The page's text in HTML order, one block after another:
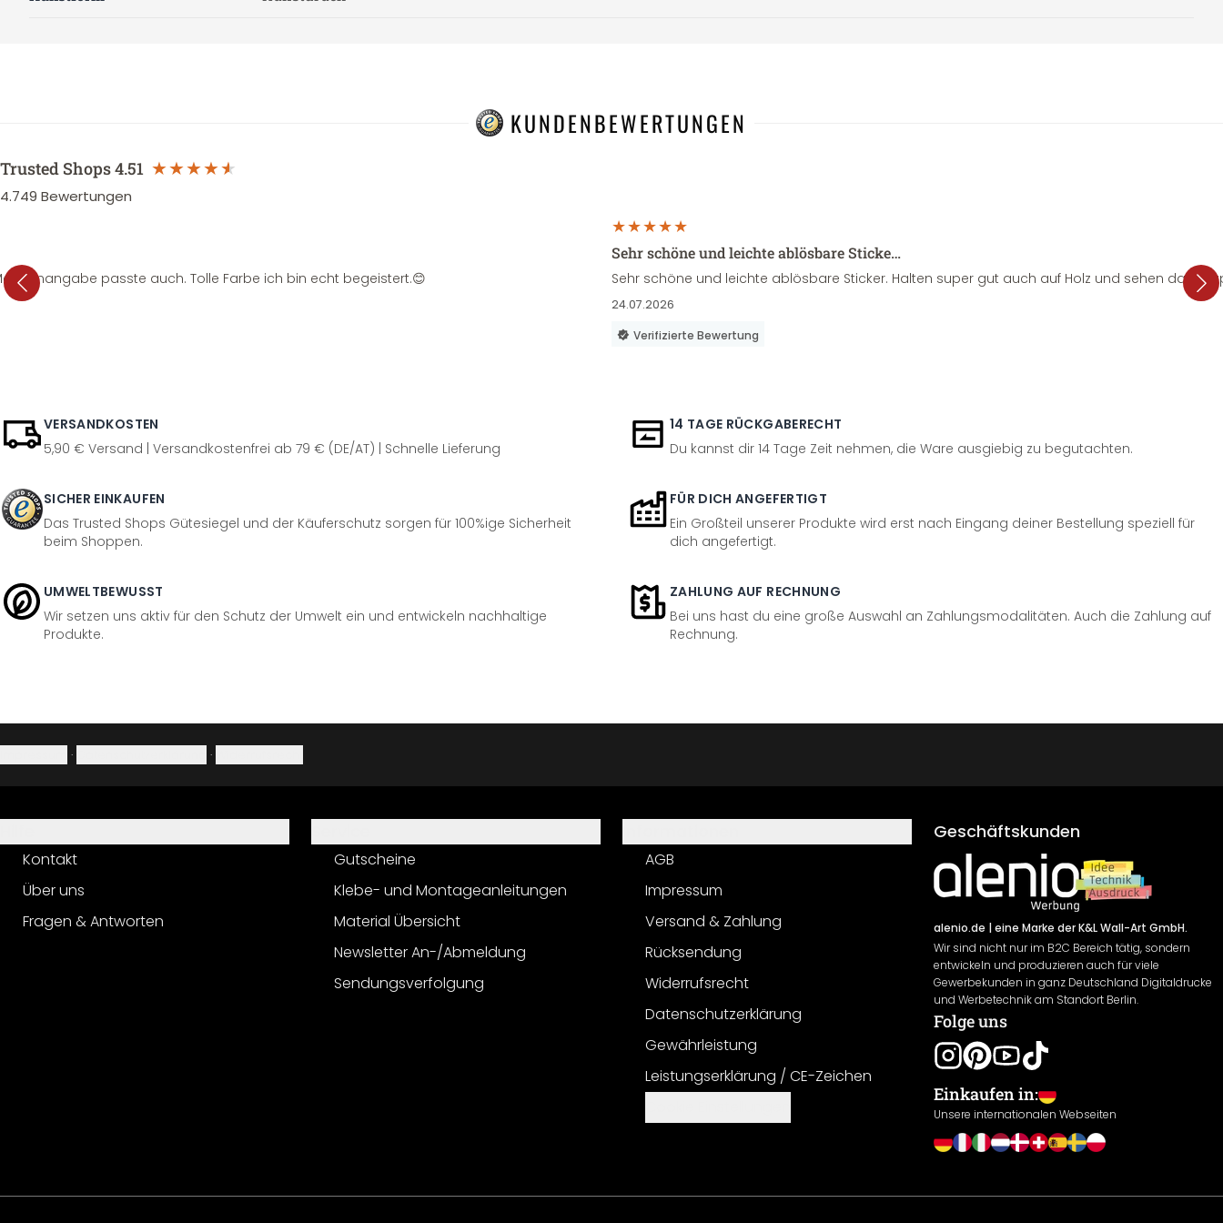
KUNDENBEWERTUNGEN
Trusted Shops4.51
4.749 Bewertungen
passte auch. Tolle Farbe ich bin echt begeistert.😊
Sehr schöne und leichte ablösbare Sticke…
Sehr schöne und leichte ablösbare Sticker. Halten super gut auch auf Holz und sehen dazu
24.07.2026
Verifizierte Bewertung
VERSANDKOSTEN
5,90 € Versand | Versandkostenfrei ab 79 € (DE/AT) | Schnelle Lieferung
14 TAGE RÜCKGABERECHT
Du kannst dir 14 Tage Zeit nehmen, die Ware ausgiebig zu begutachten.
SICHER EINKAUFEN
Das Trusted Shops Gütesiegel und der Käuferschutz sorgen für 100%ige Sicherheit
beim Shoppen.
FÜR DICH ANGEFERTIGT
Ein Großteil unserer Produkte wird erst nach Eingang deiner Bestellung speziell für
dich angefertigt.
UMWELTBEWUSST
Wir setzen uns aktiv für den Schutz der Umwelt ein und entwickeln nachhaltige
Produkte.
ZAHLUNG AUF RECHNUNG
Bei uns hast du eine große Auswahl an Zahlungsmodalitäten. Auch die Zahlung auf
Rechnung.
· ·
Kontakt
Über uns
Fragen & Antworten
Gutscheine
Klebe- und Montageanleitungen
Material Übersicht
Newsletter An-/Abmeldung
Sendungsverfolgung
AGB
Impressum
Versand & Zahlung
Rücksendung
Widerrufsrecht
Datenschutzerklärung
Gewährleistung
Leistungserklärung / CE-Zeichen
Geschäftskunden
alenio.de | eine Marke der K&L Wall-Art GmbH.
Wir sind nicht nur im B2C Bereich tätig, sondern
entwickeln und produzieren auch für viele
Gewerbekunden in ganz Deutschland Digitaldrucke
und Werbetechnik am Standort Berlin.
Folge uns
Einkaufen in:
Unsere internationalen Webseiten